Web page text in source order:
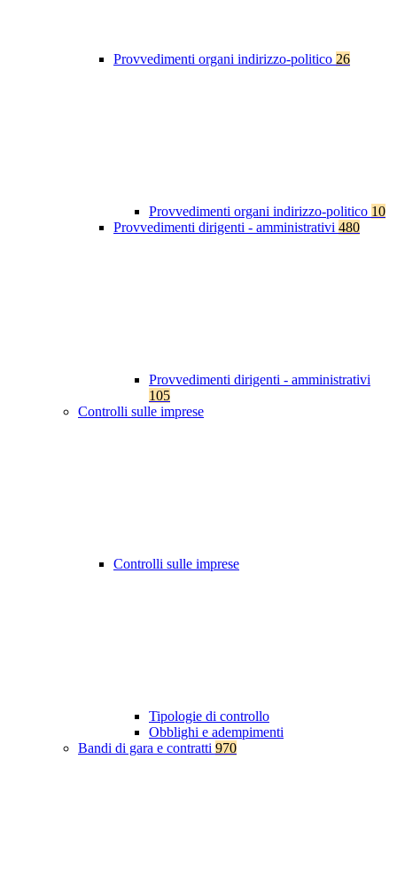
Provvedimenti organi indirizzo-politico 26
Provvedimenti organi indirizzo-politico 10
Provvedimenti dirigenti - amministrativi 480
Provvedimenti dirigenti - amministrativi
105
Controlli sulle imprese
Controlli sulle imprese
Tipologie di controllo
Obblighi e adempimenti
Bandi di gara e contratti 970